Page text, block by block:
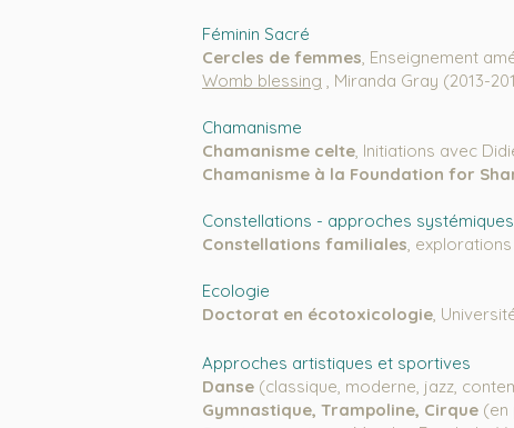
Féminin Sacré
Cercles de femmes, Enseignement
Womb blessing , Miranda Gray (2013-
Chamanisme
Chamanisme celte, Initiations avec
Chamanisme à la Foundation for S
Constellations - approches systémiques
Constellations familiales,
Ecologie
Doctorat en écotoxicologie,
Approches artistiques et sportives
Danse (classique, moderne, jazz,
Gymnastique, Trampoline, Cirque (en